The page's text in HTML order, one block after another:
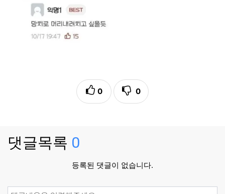
0 0
댓글목록 0
등록된 댓글이 없습니다.